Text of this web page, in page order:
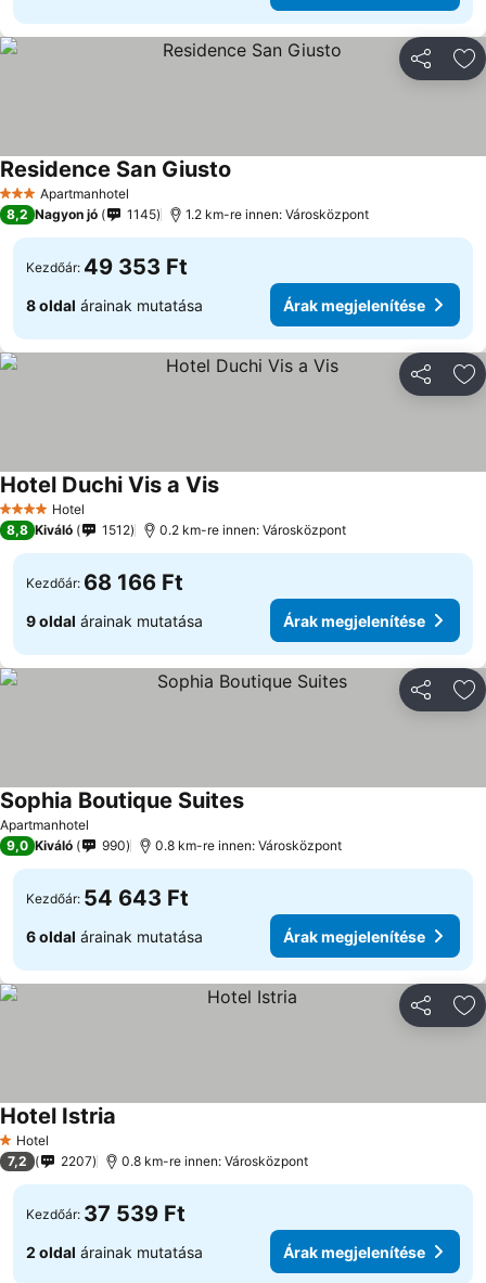
3 KategóriaApartmanhotel
Residence San Giusto
8,2 Nagyon jó 1145 1.2 km-re innen: Városközpont
Kezdőár: 49 353 Ft
8 oldal árainak mutatása Árak megjelenítése
4 KategóriaHotel
Hotel Duchi Vis a VisÁrak megjelenítése
8,8 Kiváló 1512 0.2 km-re innen: Városközpont
Kezdőár: 68 166 Ft
9 oldal árainak mutatása Árak megjelenítése
Apartmanhotel
Sophia Boutique SuitesÁrak megjelenítése
9,0 Kiváló 990 0.8 km-re innen: Városközpont
Kezdőár: 54 643 Ft
6 oldal árainak mutatása Árak megjelenítése
1 Kategória
Hotel
Hotel Istria
7,2 2207 0.8 km-re innen: Városközpont
Kezdőár: 37 539 Ft
2 oldal árainak mutatása Árak megjelenítése